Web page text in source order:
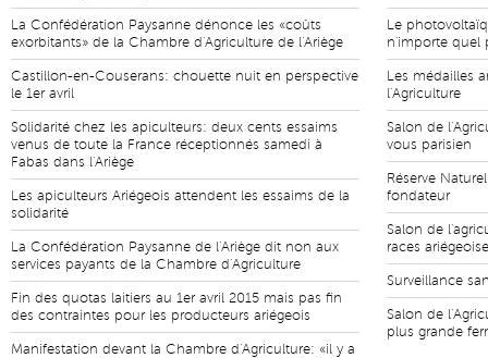
La Confédération Paysanne dénonce les «coûts
exorbitants» de la Chambre d'Agriculture de l'Ariège
Castillon-en-Couserans: chouette nuit en perspective
le 1er avril
Solidarité chez les apiculteurs: deux cents essaims
venus de toute la France réceptionnés samedi à
Fabas dans l'Ariège
Les apiculteurs Ariégeois attendent les essaims de la
solidarité
La Confédération Paysanne de l'Ariège dit non aux
services payants de la Chambre d'Agriculture
Fin des quotas laitiers au 1er avril 2015 mais pas fin
des contraintes pour les producteurs ariégeois
Manifestation devant la Chambre d'Agriculture: «il y a
Le
n'importe quel
Les médailles
l'Agriculture
Salon de
vous parisien
Réserve
fondateur
Salon de
races
Surveillance
Salon de
plus grande